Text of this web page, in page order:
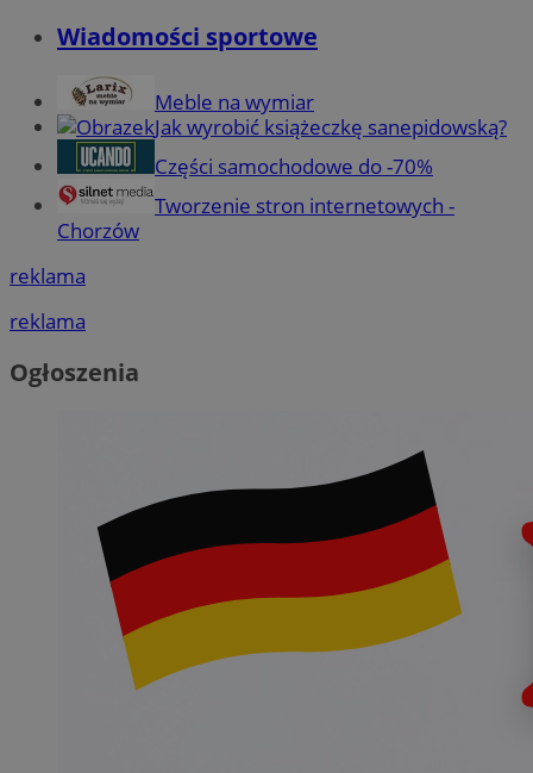
Wiadomości sportowe
Meble na wymiar
Jak wyrobić książeczkę sanepidowską?
Części samochodowe do -70%
Tworzenie stron internetowych -
Chorzów
reklama
reklama
Ogłoszenia